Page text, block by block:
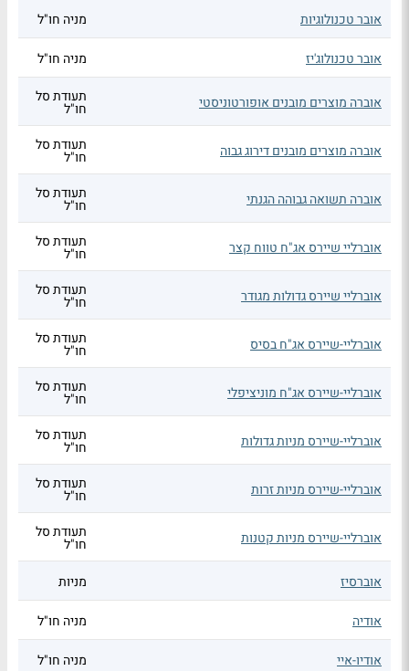
אובר טכנולוגיות מניה חו"ל
אובר טכנולוג'יז מניה חו"ל
אוברה מוצרים מובנים אופורטוניסטי תעודת סל
חו"ל
אוברה מוצרים מובנים דירוג גבוה תעודת סל
חו"ל
אוברה תשואה גבוהה הגנתי תעודת סל
חו"ל
אוברליי שיירס אג"ח טווח קצר תעודת סל
חו"ל
אוברליי שיירס גדולות מגודר תעודת סל
חו"ל
אוברליי-שיירס אג"ח בסיס תעודת סל
חו"ל
אוברליי-שיירס אג"ח מוניציפלי תעודת סל
חו"ל
אוברליי-שיירס מניות גדולות תעודת סל
חו"ל
אוברליי-שיירס מניות זרות תעודת סל
חו"ל
אוברליי-שיירס מניות קטנות תעודת סל
חו"ל
אוברסיז
מניות
אודיה מניה חו"ל
אודיו-איי מניה חו"ל